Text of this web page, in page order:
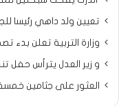
تعيين ولد داهي رئيسا
وزارة التربية تعلن بدء
و زير العدل يترأس حفل
العثور على جثامين